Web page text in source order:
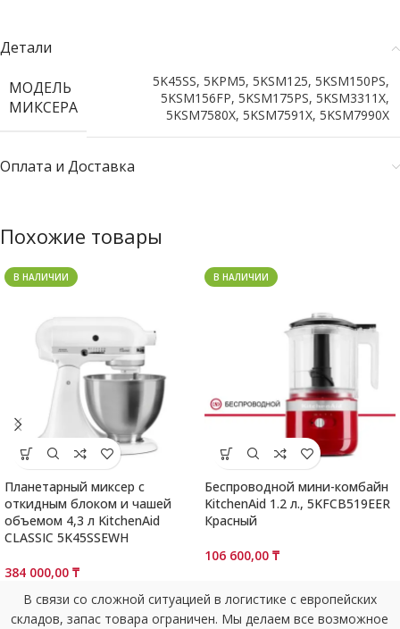
Детали
МОДЕЛЬ
МИКСЕРА
5K45SS, 5KPM5, 5KSM125, 5KSM150PS,
5KSM156FP, 5KSM175PS, 5KSM3311X,
5KSM7580X, 5KSM7591X, 5KSM7990X
Оплата и Доставка
Похожие товары
В НАЛИЧИИ
Планетарный миксер с
откидным блоком и чашей
объемом 4,3 л KitchenAid
CLASSIC 5K45SSEWH
384 000,00 ₸
В НАЛИЧИИ
Беспроводной мини-комбайн
KitchenAid 1.2 л., 5KFCB519EER
Красный
106 600,00 ₸
В связи со сложной ситуацией в логистике с европейских
складов, запас товара ограничен. Мы делаем все возможное